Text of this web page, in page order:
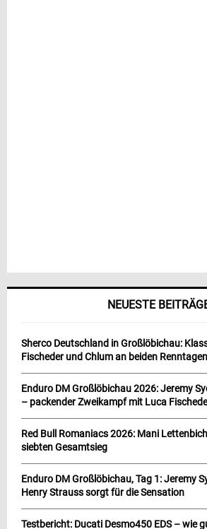
NEUESTE
Sherco Deutschland in Großlöbichau:
Fischeder und Chlum an beiden Renntagen
Enduro DM Großlöbichau 2026: Jeremy
– packender Zweikampf mit Luca
Red Bull Romaniacs 2026: Mani
siebten Gesamtsieg
Enduro DM Großlöbichau, Tag 1: Jeremy
Henry Strauss sorgt für die Sensation
Testbericht: Ducati Desmo450 EDS – wie